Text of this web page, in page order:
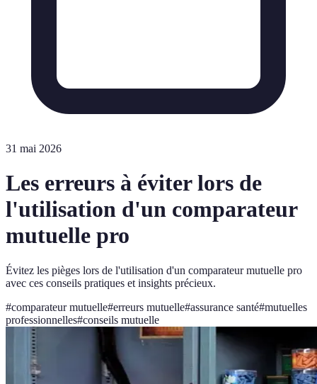
31 mai 2026
Les erreurs à éviter lors de
l'utilisation d'un comparateur
mutuelle pro
Évitez les pièges lors de l'utilisation d'un comparateur mutuelle pro
avec ces conseils pratiques et insights précieux.
#comparateur mutuelle#erreurs mutuelle#assurance santé#mutuelles
professionnelles#conseils mutuelle